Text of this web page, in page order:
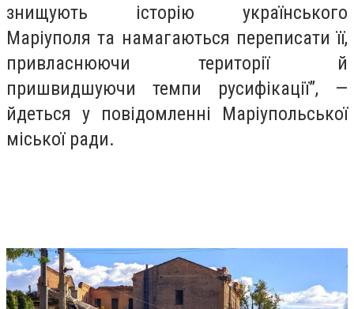
знищують історію українського
Маріуполя та намагаються переписати її,
привласнюючи території й
пришвидшуючи темпи русифікації”, —
йдеться у повідомленні Маріупольської
міської ради.